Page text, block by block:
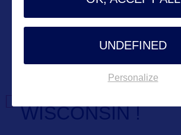
WISCONSIN !
UNDEFINED
Personalize